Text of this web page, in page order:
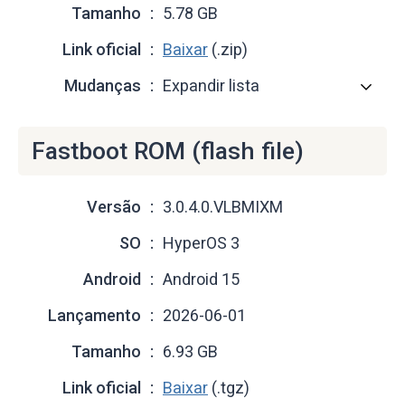
Tamanho
5.78 GB
Link oficial
Baixar (.zip)
Mudanças
Expandir lista
Fastboot ROM (flash file)
Versão
3.0.4.0.VLBMIXM
SO
HyperOS 3
Android
Android 15
Lançamento
2026-06-01
Tamanho
6.93 GB
Link oficial
Baixar (.tgz)